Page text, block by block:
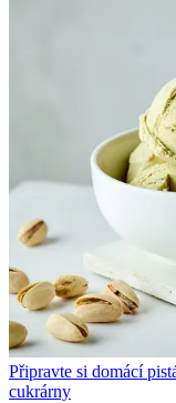
Připravte si domácí
cukrárny